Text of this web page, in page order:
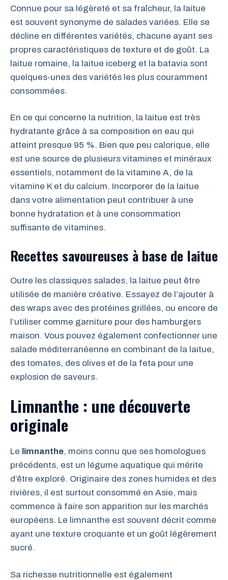
Connue pour sa légèreté et sa fraîcheur, la laitue
est souvent synonyme de salades variées. Elle se
décline en différentes variétés, chacune ayant ses
propres caractéristiques de texture et de goût. La
laitue romaine, la laitue iceberg et la batavia sont
quelques-unes des variétés les plus couramment
consommées.
En ce qui concerne la nutrition, la laitue est très
hydratante grâce à sa composition en eau qui
atteint presque 95 %. Bien que peu calorique, elle
est une source de plusieurs vitamines et minéraux
essentiels, notamment de la vitamine A, de la
vitamine K et du calcium. Incorporer de la laitue
dans votre alimentation peut contribuer à une
bonne hydratation et à une consommation
suffisante de vitamines.
Recettes savoureuses à base de laitue
Outre les classiques salades, la laitue peut être
utilisée de manière créative. Essayez de l’ajouter à
des wraps avec des protéines grillées, ou encore de
l’utiliser comme garniture pour des hamburgers
maison. Vous pouvez également confectionner une
salade méditerranéenne en combinant de la laitue,
des tomates, des olives et de la feta pour une
explosion de saveurs.
Limnanthe : une découverte
originale
Le limnanthe, moins connu que ses homologues
précédents, est un légume aquatique qui mérite
d’être exploré. Originaire des zones humides et des
rivières, il est surtout consommé en Asie, mais
commence à faire son apparition sur les marchés
européens. Le limnanthe est souvent décrit comme
ayant une texture croquante et un goût légèrement
sucré.
Sa richesse nutritionnelle est également